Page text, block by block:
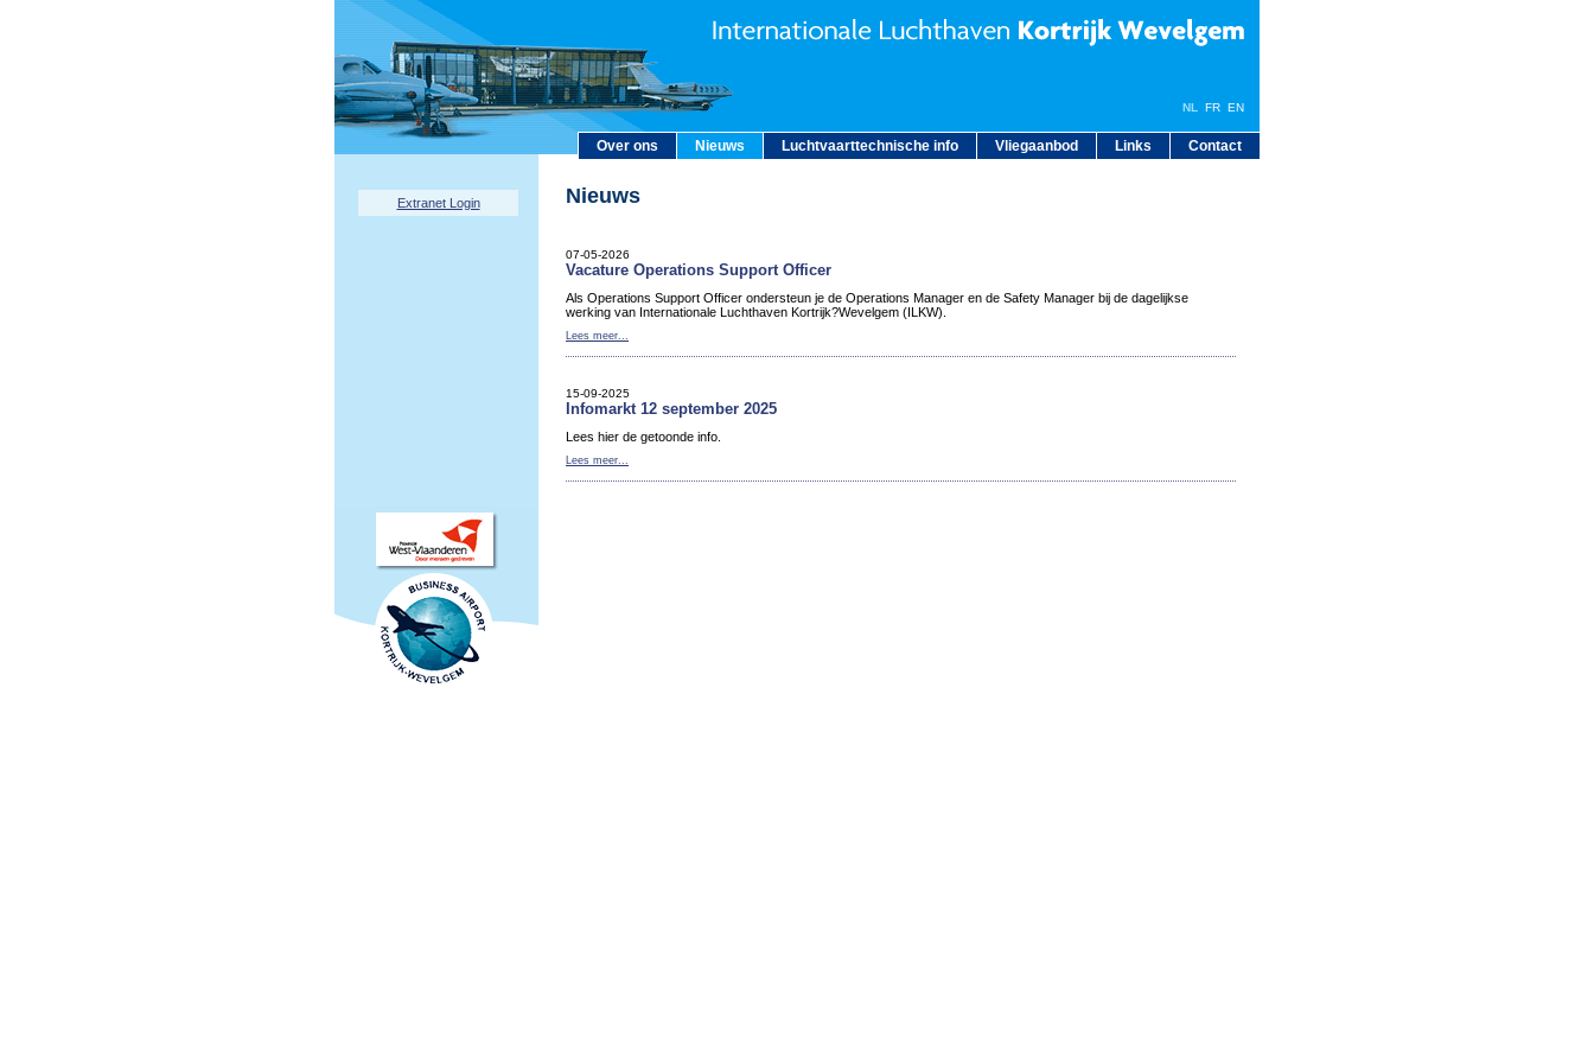
Over ons Nieuws Luchtvaarttechnische info Vliegaanbod Links Contact
NL FR EN
Extranet Login Nieuws
07-05-2026
Vacature Operations Support Officer
Als Operations Support Officer ondersteun je de Operations Manager en de Safety Manager bij de dagelijkse
werking van Internationale Luchthaven Kortrijk?Wevelgem (ILKW).
Lees meer...
15-09-2025
Infomarkt 12 september 2025
Lees hier de getoonde info.
Lees meer...